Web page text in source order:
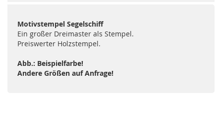
Motivstempel Segelschiff
Ein großer Dreimaster als Stempel.
Preiswerter Holzstempel.
Abb.: Beispielfarbe!
Andere Größen auf Anfrage!